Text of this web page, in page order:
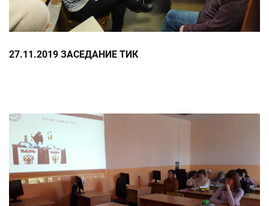
27.11.2019 ЗАСЕДАНИЕ ТИК